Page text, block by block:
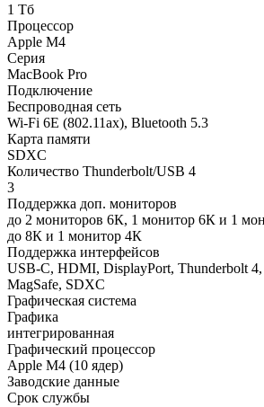
1 Тб
Процессор
Apple M4
Серия
MacBook Pro
Подключение
Беспроводная сеть
Wi-Fi 6E (802.11ax), Bluetooth 5.3
Карта памяти
SDXC
Количество Thunderbolt/USB 4
3
Поддержка доп. мониторов
до 2 мониторов 6К, 1 монитор 6К и 1
до 8К и 1 монитор 4К
Поддержка интерфейсов
USB-C, HDMI, DisplayPort, Thunderbolt
MagSafe, SDXC
Графическая система
Графика
интегрированная
Графический процессор
Apple M4 (10 ядер)
Заводские данные
Срок службы